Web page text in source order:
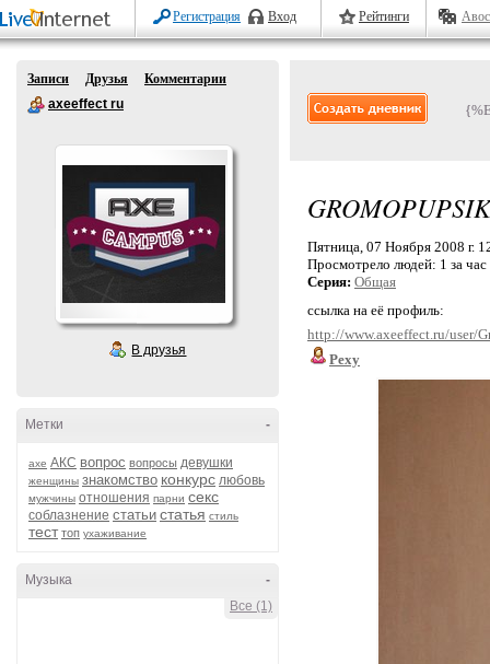
Регистрация Вход Рейтинги
Записи Друзья
Комментарии
axeeffect ru
В друзья
-
Метки
axe АКС вопрос вопросы девушки
женщины знакомство конкурс любовь
мужчины отношения парни секс
соблазнение статьи статья стиль
тест топ ухаживание
-
Музыка
Все (1)
GROMOPUPSIK
Пятница, 07 Ноября 2008 г.
Просмотрело людей: 1 за
Серия: Общая
ссылка на её профиль:
http://www.axeeffect.ru/user/
Pexy